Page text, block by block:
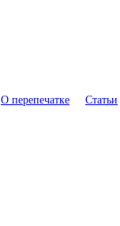
О перепечатке Статьи